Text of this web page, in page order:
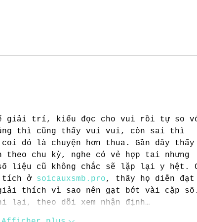
để giải trí, kiểu đọc cho vui rồi tự so
thì cũng thấy vui vui, còn sai thì
coi đó là chuyện hơn thua. Gần đây thấy
theo chu kỳ, nghe có vẻ hợp tai nhưng
liệu cũ không chắc sẽ lặp lại y hệt.
tích ở soicauxsmb.pro, thấy họ diễn đạt
thích vì sao nên gạt bớt vài cặp
lại, theo dõi xem nhận định…